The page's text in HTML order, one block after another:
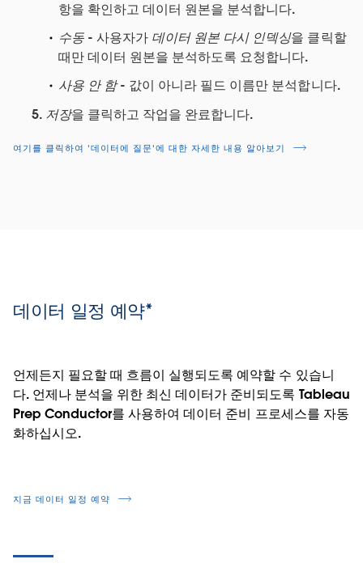
항을 확인하고 데이터 원본을 분석합니다.
수동 - 사용자가 데이터 원본 다시 인덱싱을 클릭할
때만 데이터 원본을 분석하도록 요청합니다.
사용 안 함- 값이 아니라 필드 이름만 분석합니다.
저장을 클릭하고 작업을 완료합니다.
여기를 클릭하여 '데이터에 질문'에 대한 자세한 내용 알아보기
데이터 일정 예약*
언제든지 필요할 때 흐름이 실행되도록 예약할 수 있습니
다. 언제나 분석을 위한 최신 데이터가 준비되도록 Tableau
Prep Conductor를 사용하여 데이터 준비 프로세스를 자동
화하십시오.
지금 데이터 일정 예약